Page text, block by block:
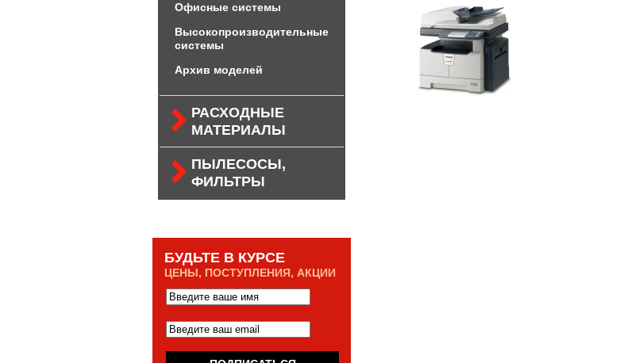
Офисные системы
Высокопроизводительные
системы
Архив моделей
РАСХОДНЫЕ
МАТЕРИАЛЫ
ПЫЛЕСОСЫ,
ФИЛЬТРЫ
БУДЬТЕ В КУРСЕ
ЦЕНЫ, ПОСТУПЛЕНИЯ, АКЦИИ